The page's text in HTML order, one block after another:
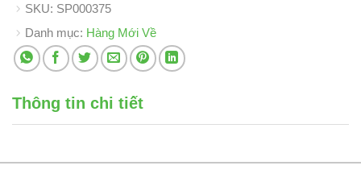
SKU: SP000375
Danh mục: Hàng Mới Về
Thông tin chi tiết